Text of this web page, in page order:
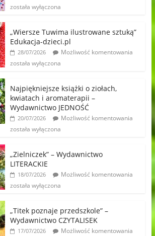
została wyłączona
„Wiersze Tuwima ilustrowane sztuką”
Edukacja-dzieci.pl
28/07/2026
Możliwość komentowania
została wyłączona
Najpiękniejsze książki o ziołach,
kwiatach i aromaterapii –
Wydawnictwo JEDNOŚĆ
20/07/2026
Możliwość komentowania
została wyłączona
„Zielniczek” – Wydawnictwo
LITERACKIE
18/07/2026
Możliwość komentowania
została wyłączona
„Titek poznaje przedszkole” –
Wydawnictwo CZYTALISEK
17/07/2026
Możliwość komentowania